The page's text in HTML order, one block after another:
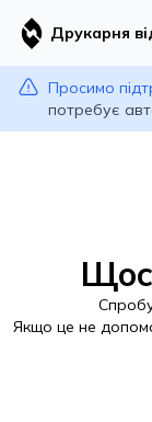
Друкарня
Просимо
потребує
Якщо це не